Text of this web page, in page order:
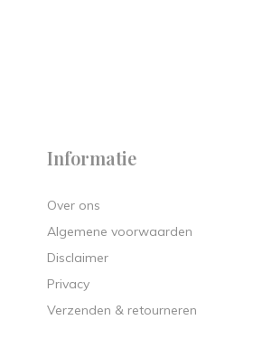
Informatie
Over ons
Algemene voorwaarden
Disclaimer
Privacy
Verzenden & retourneren